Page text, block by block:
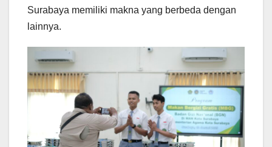
Surabaya memiliki makna yang berbeda dengan
lainnya.